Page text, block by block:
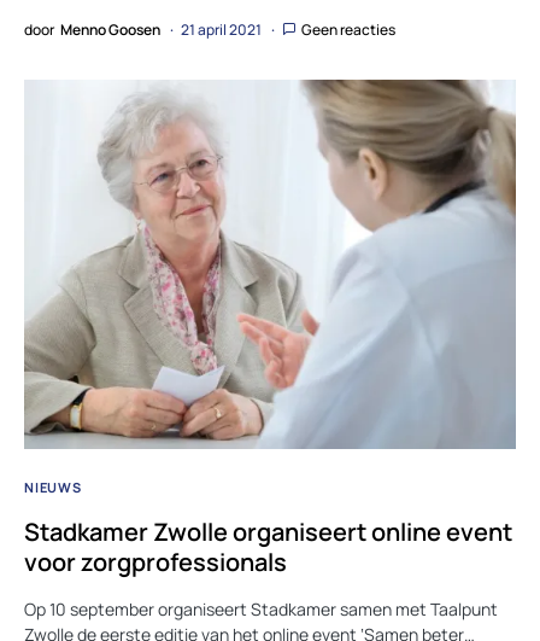
door Menno Goosen 21 april 2021 Geen reacties
NIEUWS
Stadkamer Zwolle organiseert online event
voor zorgprofessionals
Op 10 september organiseert Stadkamer samen met Taalpunt
Zwolle de eerste editie van het online event ‘Samen beter…